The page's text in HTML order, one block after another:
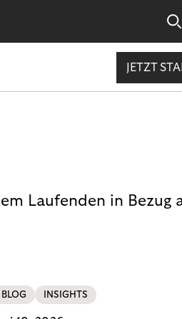
JETZT
Laufenden in Bezug
BLOG INSIGHTS